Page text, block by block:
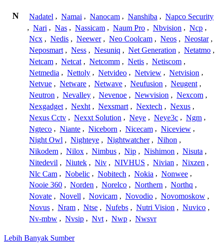
N Nadatel , Namai , Nanocam , Nanshiba , Napco Security
, Nari , Nas , Nassicam , Naum Pro , Nbvision , Ncp ,
Ncx , Nedis , Neewer , Neo Coolcam , Neos , Neostar ,
Neposmart , Ness , Nesuniq , Net Generation , Netatmo ,
Netcam , Netcat , Netcomm , Netis , Netiscom ,
Netmedia , Nettoly , Netvideo , Netview , Netvision ,
Netvue , Netware , Netwave , Neufusion , Neugent ,
Neutron , Nevalley , Nevenoe , Newvision , Nexcom ,
Nexgadget , Nexht , Nexsmart , Nextech , Nexus ,
Nexus Cctv , Nexxt Solution , Neye , Neye3c , Ngm ,
Ngteco , Niante , Niceborn , Nicecam , Niceview ,
Night Owl , Nighteye , Nightwatcher , Nihon ,
Nikodem , Nilox , Nimbus , Nip , Nishimon , Nisuta ,
Nitedevil , Niutek , Niv , NIVHUS , Nivian , Nixzen ,
Nlc Cam , Nobelic , Nobitech , Nokia , Nonwee ,
Nooie 360 , Norden , Norelco , Northern , Northq ,
Novate , Novell , Novicam , Novodio , Novomoskow ,
Novus , Nram , Ntse , Nufebs , Nutri Vision , Nuvico ,
Nv-mbw , Nvsip , Nvt , Nwp , Nwsvr
Lebih Banyak Sumber